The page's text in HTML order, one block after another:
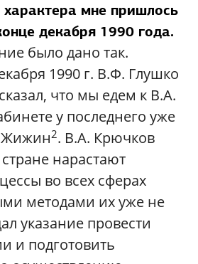
мне пришлось
декабря 1990 года.
было дано так.
1990 г. В.Ф. Глушко
что мы едем к В.А.
у последнего уже
Жижин2. В.А. Крючков
нарастают
во всех сферах
методами их уже не
указание провести
и подготовить